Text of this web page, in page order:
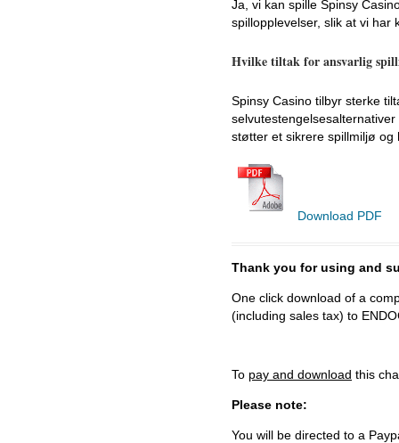
Ja, vi kan spille Spinsy
spillopplevelser, slik at vi har
Hvilke tiltak for ansvarlig
Spinsy Casino tilbyr sterke
støtter et sikrere spillmiljø og
Download PDF
Thank you for using and
One click download of a
(including sales tax) to
To pay and download this
Please note:
You will be directed to a